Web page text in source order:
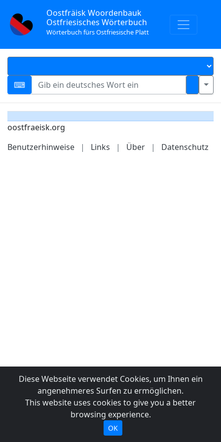
Oostfräisk Woordenbauk
Ostfriesisches Wörterbuch
Wörterbuch fürs Ostfriesische Platt
oostfraeisk.org
Benutzerhinweise
| Links | Über | Datenschutz
Diese Webseite verwendet Cookies, um Ihnen ein
angenehmeres Surfen zu ermöglichen.
This website uses cookies to give you a better
browsing experience.
OK